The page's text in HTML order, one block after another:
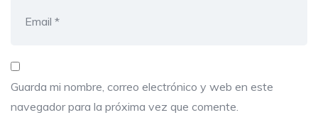
Guarda mi nombre, correo electrónico y web en este
navegador para la próxima vez que comente.